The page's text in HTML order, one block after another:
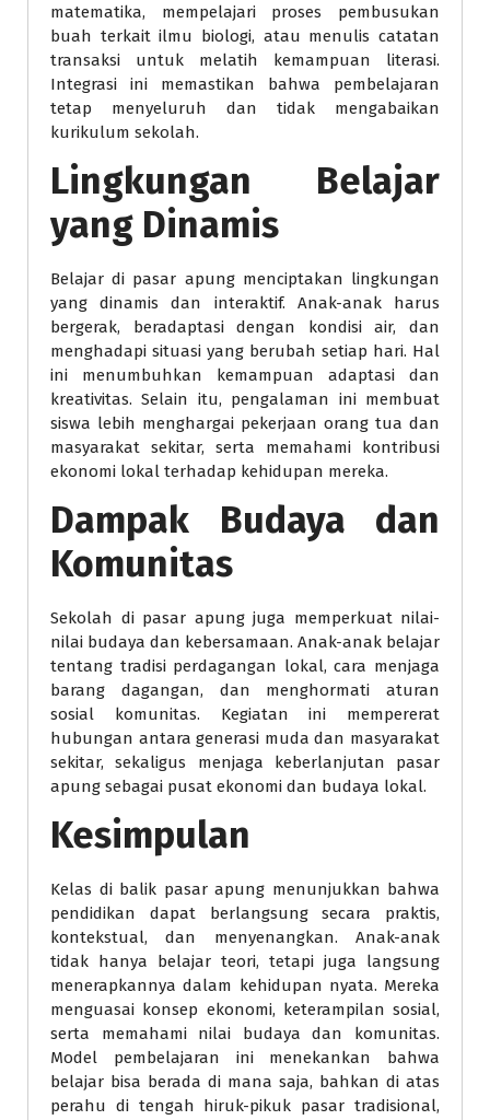
matematika, mempelajari proses pembusukan
buah terkait ilmu biologi, atau menulis catatan
transaksi untuk melatih kemampuan literasi.
Integrasi ini memastikan bahwa pembelajaran
tetap menyeluruh dan tidak mengabaikan
kurikulum sekolah.
Lingkungan Belajar
yang Dinamis
Belajar di pasar apung menciptakan lingkungan
yang dinamis dan interaktif. Anak-anak harus
bergerak, beradaptasi dengan kondisi air, dan
menghadapi situasi yang berubah setiap hari. Hal
ini menumbuhkan kemampuan adaptasi dan
kreativitas. Selain itu, pengalaman ini membuat
siswa lebih menghargai pekerjaan orang tua dan
masyarakat sekitar, serta memahami kontribusi
ekonomi lokal terhadap kehidupan mereka.
Dampak Budaya dan
Komunitas
Sekolah di pasar apung juga memperkuat nilai-
nilai budaya dan kebersamaan. Anak-anak belajar
tentang tradisi perdagangan lokal, cara menjaga
barang dagangan, dan menghormati aturan
sosial komunitas. Kegiatan ini mempererat
hubungan antara generasi muda dan masyarakat
sekitar, sekaligus menjaga keberlanjutan pasar
apung sebagai pusat ekonomi dan budaya lokal.
Kesimpulan
Kelas di balik pasar apung menunjukkan bahwa
pendidikan dapat berlangsung secara praktis,
kontekstual, dan menyenangkan. Anak-anak
tidak hanya belajar teori, tetapi juga langsung
menerapkannya dalam kehidupan nyata. Mereka
menguasai konsep ekonomi, keterampilan sosial,
serta memahami nilai budaya dan komunitas.
Model pembelajaran ini menekankan bahwa
belajar bisa berada di mana saja, bahkan di atas
perahu di tengah hiruk-pikuk pasar tradisional,